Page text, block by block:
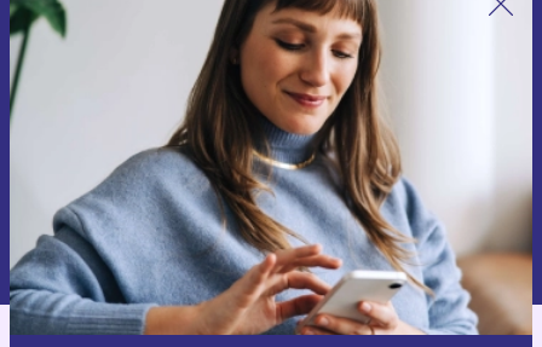
Liity ensimmäistä kertaa uutiskirjeen
tilaajaksi ja säästä 15 €!
Älä missaa enää yhtäkään tarjousta.
Pyydä etukuponki
Lisätietoja henkilötietojen käytöstä löydättietosuojaselosteestamme.